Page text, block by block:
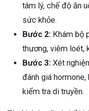
tâm lý, chế độ ăn
sức khỏe.
Bước 2: Khám bộ
thương, viêm loét,
Bước 3: Xét
đánh giá
kiểm tra di truyền.